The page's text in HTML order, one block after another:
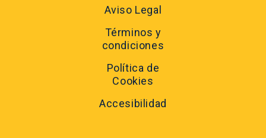
Aviso Legal
Términos y
condiciones
Política de
Cookies
Accesibilidad